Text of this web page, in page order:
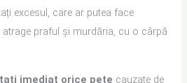
excesul, care ar putea face
praful și murdăria, cu o cârpă
imediat orice pete cauzate de